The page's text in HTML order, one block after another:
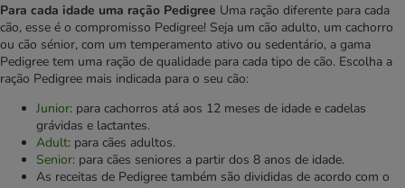
Para cada idade uma ração Pedigree Uma ração diferente para cada
cão, esse é o compromisso Pedigree! Seja um cão adulto, um cachorro
ou cão sénior, com um temperamento ativo ou sedentário, a gama
Pedigree tem uma ração de qualidade para cada tipo de cão. Escolha a
ração Pedigree mais indicada para o seu cão:
Junior: para cachorros atá aos 12 meses de idade e cadelas
grávidas e lactantes.
Adult: para cães adultos.
Senior: para cães seniores a partir dos 8 anos de idade.
As receitas de Pedigree também são divididas de acordo com o